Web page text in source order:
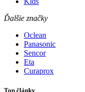
Ďalšie značky
Oclean
Panasonic
Sencor
Eta
Curaprox
Top články